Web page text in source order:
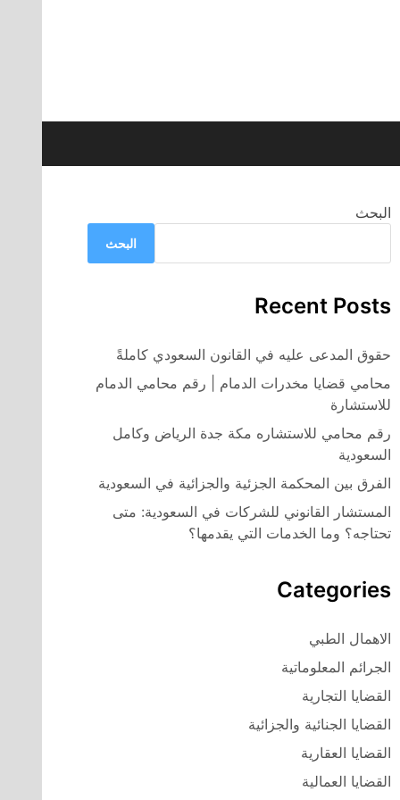
البحث
البحث
Recent Posts
حقوق المدعى عليه في القانون السعودي كاملةً
محامي قضايا مخدرات الدمام | رقم محامي الدمام
للاستشارة
رقم محامي للاستشاره مكة جدة الرياض وكامل
السعودية
الفرق بين المحكمة الجزئية والجزائية في السعودية
المستشار القانوني للشركات في السعودية: متى
تحتاجه؟ وما الخدمات التي يقدمها؟
Categories
الاهمال الطبي
الجرائم المعلوماتية
القضايا التجارية
القضايا الجنائية والجزائية
القضايا العقارية
القضايا العمالية